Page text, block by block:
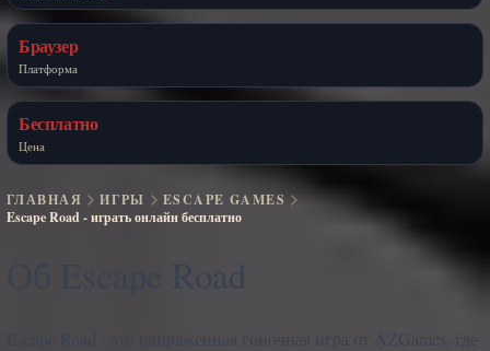
Браузер
Платформа
Бесплатно
Цена
ГЛАВНАЯ ИГРЫ
ESCAPE GAMES
Escape Road - играть онлайн бесплатно
Об Escape Road
Escape Road - это напряженная гоночная игра от AZGames, где